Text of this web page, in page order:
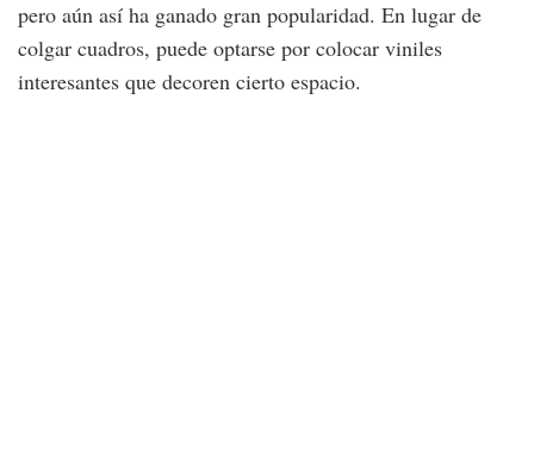
pero aún así ha ganado gran popularidad. En lugar de
colgar cuadros, puede optarse por colocar viniles
interesantes que decoren cierto espacio.